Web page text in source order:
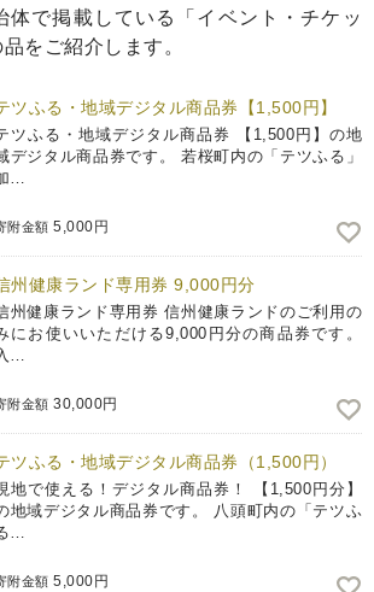
体で掲載している「イベント・チケッ
をご紹介します。
ツふる・地域デジタル商品券【1,500円】
ツふる・地域デジタル商品券 【1,500円】の地
デジタル商品券です。 若桜町内の「テツふる」
…
附金額 5,000円
州健康ランド専用券 9,000円分
州健康ランド専用券 信州健康ランドのご利用の
にお使いいただける9,000円分の商品券です。
…
附金額 30,000円
ツふる・地域デジタル商品券（1,500円）
地で使える！デジタル商品券！ 【1,500円分】
地域デジタル商品券です。 八頭町内の「テツふ
…
附金額 5,000円